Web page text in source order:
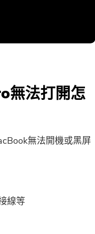
無法打開怎
無法開機或黑屏
線等